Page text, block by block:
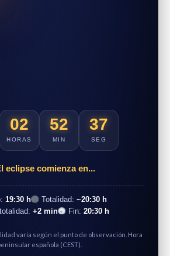
02
HORAS
52
MIN
36
SEG
eclipse comienza en...
19:30 h Totalidad: ~20:30 h
+2 min Fin: 20:30 h
varía según el punto de observación. Hora
española (CEST).